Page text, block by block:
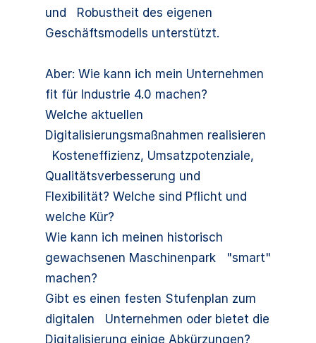
und Robustheit des eigenen
Geschäftsmodells unterstützt.
Aber: Wie kann ich mein Unternehmen
fit für Industrie 4.0 machen?
Welche aktuellen
Digitalisierungsmaßnahmen realisieren
Kosteneffizienz, Umsatzpotenziale,
Qualitätsverbesserung und
Flexibilität? Welche sind Pflicht und
welche Kür?
Wie kann ich meinen historisch
gewachsenen Maschinenpark "smart"
machen?
Gibt es einen festen Stufenplan zum
digitalen Unternehmen oder bietet die
Digitalisierung einige Abkürzungen?